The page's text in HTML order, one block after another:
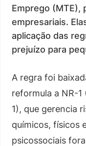
Emprego (MTE),
empresariais.
aplicação das
prejuízo para
A regra foi
reformula a NR-1
1), que gerencia
químicos, físicos
psicossociais